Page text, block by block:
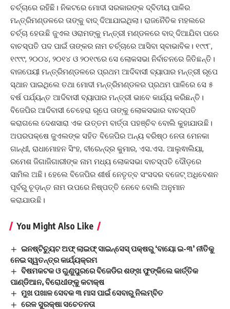
ଚର୍ଚ୍ଚାରେ ରହିଛି। ନିକଟରେ ମୋଦୀ ସରକାରଙ୍କ ଦ୍ବିତୀୟ ପାଳିର
ମନ୍ତ୍ରିମଣ୍ଡଳରେ ତାଙ୍କୁ ବାଦ୍‌ ଦିଆଯାଇଥିଲା। ରାଜନୈତିକ ମହଲରେ
ଚର୍ଚ୍ଚା ହେଉଛି ଜୁଏଲ ଓରାମଙ୍କୁ ମନ୍ତ୍ରୀ ମଣ୍ଡଳରେ ବାଦ୍‌ ଦିଆଯିବା ପରେ
ବାଚସ୍ପତି ପଦ ପାଇଁ ତାଙ୍କର ନାମ ଚର୍ଚ୍ଚାରେ ଆସିବା ସ୍ବାଭାବିକ। ୧୯୯୮,
୧୯୯୯, ୨୦୦୪, ୨୦୧୪ ଓ ୨୦୧୯ରେ ସେ ଲୋକସଭା ନିର୍ବାଚନରେ ଜିତିଛନ୍ତି।
ବାଜପେୟୀ ମନ୍ତ୍ରିମଣ୍ଡଳରେ ପ୍ରଥମ ଆଦିବାସୀ ବ୍ୟାପାର ମନ୍ତ୍ରୀ ରୂପେ
ସ୍ଥାନ ପାଇଥିଲେ ତଥା ମୋଦୀ ମନ୍ତ୍ରିମଣ୍ଡଳର ପ୍ରଥମ ପାଳିରେ ସେ ୫
ବର୍ଷ ପର୍ଯ୍ୟନ୍ତ ଆଦିବାସୀ ବ୍ୟାପାର ମନ୍ତ୍ରୀ ଭାବେ କାର୍ଯ୍ୟ କରିଛନ୍ତି।
ବିଜେପିର ଆଦିବାସୀ ଚେହେରା ରୂପେ ତାଙ୍କୁ ଲୋକସଭାର ବାଚସ୍ପତି
କରାଗଲେ ଦେଶସାରା ଏକ ଉତ୍ତମ ବାର୍ତ୍ତା ପହଞ୍ଚିବ ବୋଲି କୁହାଯାଉଛି।
ଅପରପକ୍ଷେ ଜୁଏଲଙ୍କ ସହିତ ବିଜେପିର ଅନ୍ୟ ବରିଷ୍ଠ ନେତା ମେନକା
ଗାନ୍ଧୀ, ରାଧାମୋହନ ସିଂହ, ବୀରେନ୍ଦ୍ର କୁମାର, ଏସ.ଏସ. ଆଲୁଵାଲିୟା,
ରମେଶ ଜିଗାଜିଗାରୀଙ୍କ ନାମ ମଧ୍ୟ ଲୋକସଭା ବାଚସ୍ପତି ଦୌଡ଼ରେ
ସାମିଲ ଅଛି। ହେଲେ ବିଜେପିର ଶୀର୍ଷ ନେତୃତ୍ବ ସଂସଦର ବଜେଟ୍ ଅଧିବେଶନ
ପୂର୍ବରୁ ଚୂଡ଼ାନ୍ତ ନାମ ଉପରେ ନିଷ୍ପତ୍ତି ନେବେ ବୋଲି ଅନୁମାନ
କରାଯାଉଛି।
You Might Also Like
ଇନଷ୍ଟିଚ୍ୟୁଟ ଅଫ୍ ଲାଇଫ୍ ସାଇନ୍ସେସ୍ ପକ୍ଷରୁ ‘ବାୟୋ ଇ-୩’ ନୀତିକୁ
ନେଇ ସ୍ୱତନ୍ତ୍ର କାର୍ଯ୍ୟକ୍ରମ
ବିଷମକଟକ ଓ ଗୁଣୁପୁରରେ ବିଜେଡିର ଶଙ୍ଖ ଫୁଙ୍କିଲେ କାର୍ତ୍ତିକ
ପାଣ୍ଡିଆନ, ବିରୋଧୀଙ୍କୁ କଟାକ୍ଷ
ମୁଖ ପଖାଳ ସେବକ ୩ ମାସ ପାଇଁ ସେବାରୁ ନିଲମ୍ବିତ
ରେଳ ସୁରକ୍ଷା ସଚେତନତା